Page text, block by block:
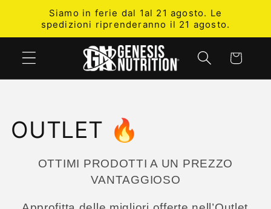
direttamente
ai contenuti
Siamo in ferie dal 1al 21 agosto. Le
spedizioni riprenderanno il 21 agosto.
Carrello
C
OUTLET 🔥
OTTIMI PRODOTTI A UN PREZZO
VANTAGGIOSO